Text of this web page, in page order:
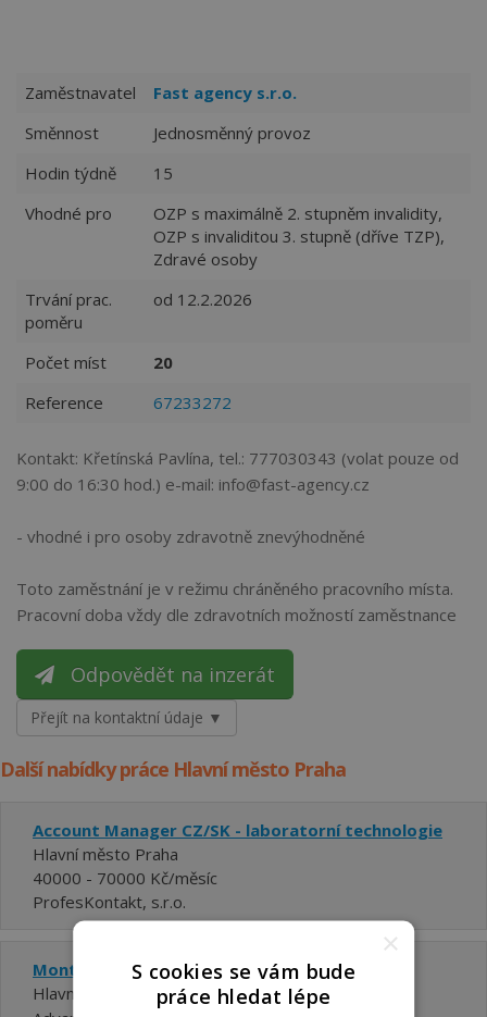
Zaměstnavatel
Fast agency s.r.o.
Směnnost
Jednosměnný provoz
Hodin týdně
15
Vhodné pro
OZP s maximálně 2. stupněm invalidity,
OZP s invaliditou 3. stupně (dříve TZP),
Zdravé osoby
Trvání prac.
poměru
od 12.2.2026
Počet míst
20
Reference
67233272
Kontakt: Křetínská Pavlína, tel.: 777030343 (volat pouze od
9:00 do 16:30 hod.) e-mail: info@fast-agency.cz
- vhodné i pro osoby zdravotně znevýhodněné
Toto zaměstnání je v režimu chráněného pracovního místa.
Pracovní doba vždy dle zdravotních možností zaměstnance
Odpovědět na inzerát
Přejít na kontaktní údaje ▼
Další nabídky práce Hlavní město Praha
Account Manager CZ/SK - laboratorní technologie
Hlavní město Praha
40000 - 70000 Kč/měsíc
ProfesKontakt, s.r.o.
Montážní dělník výtahů (35-43.000 Kč)
Hlavní město Praha
×
S cookies se vám bude
práce hledat lépe